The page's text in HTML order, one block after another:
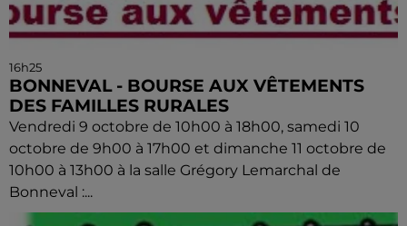
16h25
BONNEVAL - BOURSE AUX VÊTEMENTS
DES FAMILLES RURALES
Vendredi 9 octobre de 10h00 à 18h00, samedi 10
octobre de 9h00 à 17h00 et dimanche 11 octobre de
10h00 à 13h00 à la salle Grégory Lemarchal de
Bonneval :...